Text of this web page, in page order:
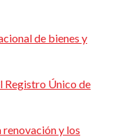
de bienes y
Registro Único de
renovación y los